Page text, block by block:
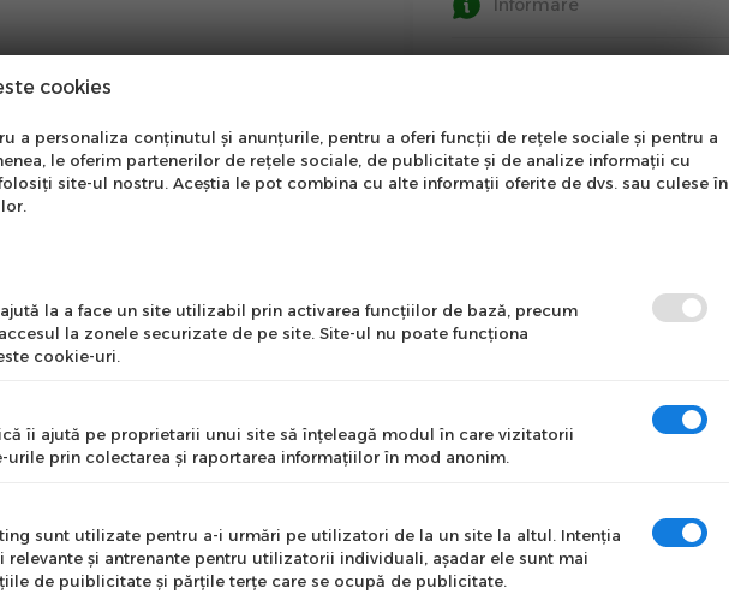
Informare
cookies
a personaliza conținutul și anunțurile, pentru a oferi funcții de rețele sociale și pentru a
le oferim partenerilor de rețele sociale, de publicitate și de analize informații cu
site-ul nostru. Aceștia le pot combina cu alte informații oferite de dvs. sau culese în
la a face un site utilizabil prin activarea funcţiilor de bază, precum
la zonele securizate de pe site. Site-ul nu poate funcţiona
cookie-uri.
îi ajută pe proprietarii unui site să înţeleagă modul în care vizitatorii
urile prin colectarea şi raportarea informaţiilor în mod anonim.
sunt utilizate pentru a-i urmări pe utilizatori de la un site la altul. Intenţia
relevante şi antrenante pentru utilizatorii individuali, aşadar ele sunt mai
de puiblicitate şi părţile terţe care se ocupă de publicitate.
Newsletter
te la newsletter
a primi cele mai noi
Mă abonez